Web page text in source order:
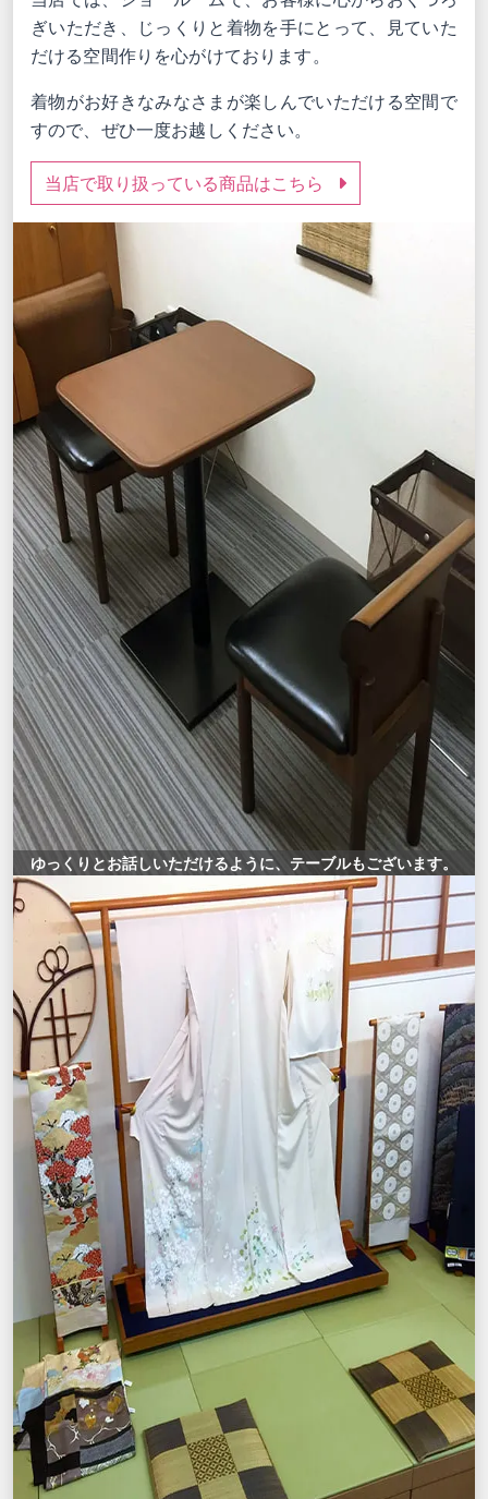
ぎいただき、じっくりと着物を手にとって、見ていた
だける空間作りを心がけております。
着物がお好きなみなさまが楽しんでいただける空間で
すので、ぜひ一度お越しください。
当店で取り扱っている商品はこちら
ゆっくりとお話しいただけるように、テーブルもございます。